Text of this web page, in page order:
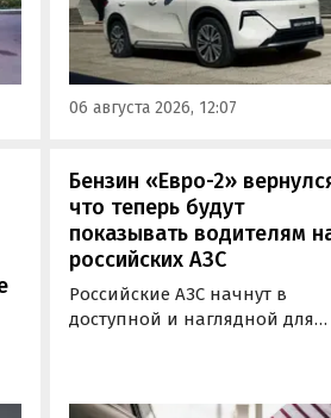
4
типа. Автомобиль оснащен
инновационной системой
названием Electric Motor
Extended Range (EM-R) и
заряжаться от 30 до 80%
06 августа 2026, 12:07
Бензин «Евро-2»
что теперь будут
показывать водителям
российских АЗС
Российские АЗС начнут в
доступной и наглядной для